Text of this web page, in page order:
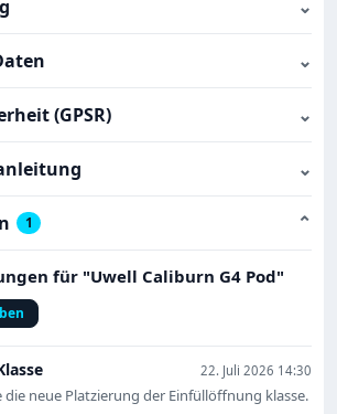
⌄
⌄
(GPSR) ⌄
⌄
1 ⌄
für "Uwell Caliburn G4 Pod"
22. Juli 2026 14:30
5 Sternen
die neue Platzierung der Einfüllöffnung klasse.